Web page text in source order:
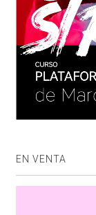
EN VENTA